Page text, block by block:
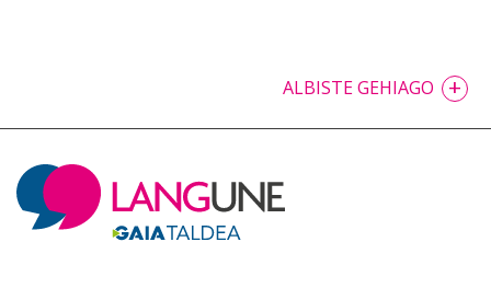
ALBISTE GEHIAGO +